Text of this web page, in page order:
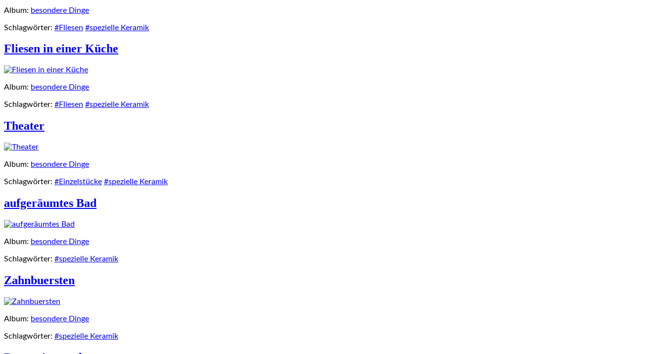
Album: besondere Dinge
Schlagwörter: #Fliesen #spezielle Keramik
Fliesen in einer Küche
Album: besondere Dinge
Schlagwörter: #Fliesen #spezielle Keramik
Theater
Album: besondere Dinge
Schlagwörter: #Einzelstücke #spezielle Keramik
aufgeräumtes Bad
Album: besondere Dinge
Schlagwörter: #spezielle Keramik
Zahnbuersten
Album: besondere Dinge
Schlagwörter: #spezielle Keramik